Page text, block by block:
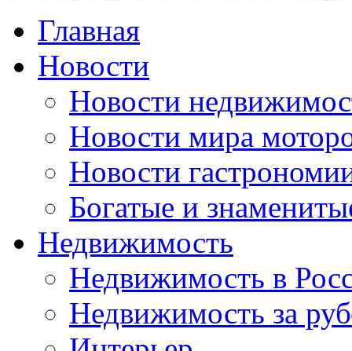
Главная
Новости
Новости
Новости мира
Новости
Богатые и
Недвижимость
Недвижимость в
Недвижимость за